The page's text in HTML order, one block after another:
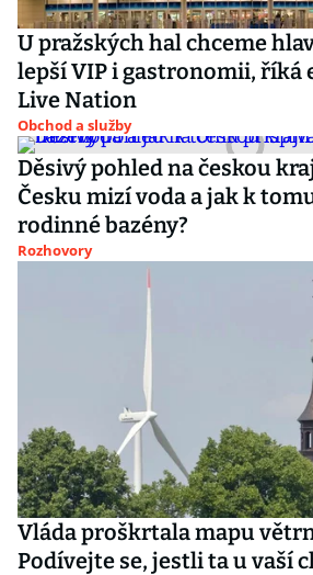
U pražských hal chceme
lepší VIP i gastronomii, říká
Live Nation
Obchod a služby
Děsivý pohled na českou
Česku mizí voda a jak k
rodinné bazény?
Rozhovory
Vláda proškrtala mapu
Podívejte se, jestli ta u vaší